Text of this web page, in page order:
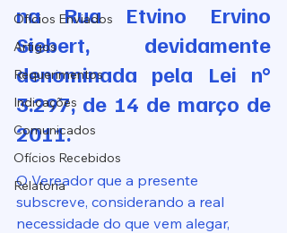
Ofícios Enviados
Artigos
Requerimentos
Indicações
Comunicados
Ofícios Recebidos
Relatoria
na Rua Etvino Ervino
Siebert, devidamente
denominada pela Lei n°
3.297, de 14 de março de
2011.
O Vereador que a presente
subscreve, considerando a real
necessidade do que vem alegar,